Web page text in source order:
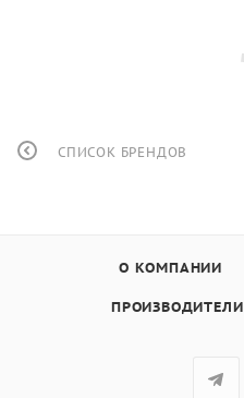
СПИСОК БРЕНДОВ
О КОМПАНИИ
ПРОИЗВОДИТЕЛИ